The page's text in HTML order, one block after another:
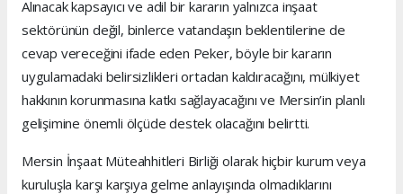
Alınacak kapsayıcı ve adil bir kararın yalnızca inşaat
sektörünün değil, binlerce vatandaşın beklentilerine de
cevap vereceğini ifade eden Peker, böyle bir kararın
uygulamadaki belirsizlikleri ortadan kaldıracağını, mülkiyet
hakkının korunmasına katkı sağlayacağını ve Mersin’in planlı
gelişimine önemli ölçüde destek olacağını belirtti.
Mersin İnşaat Müteahhitleri Birliği olarak hiçbir kurum veya
kuruluşla karşı karşıya gelme anlayışında olmadıklarını